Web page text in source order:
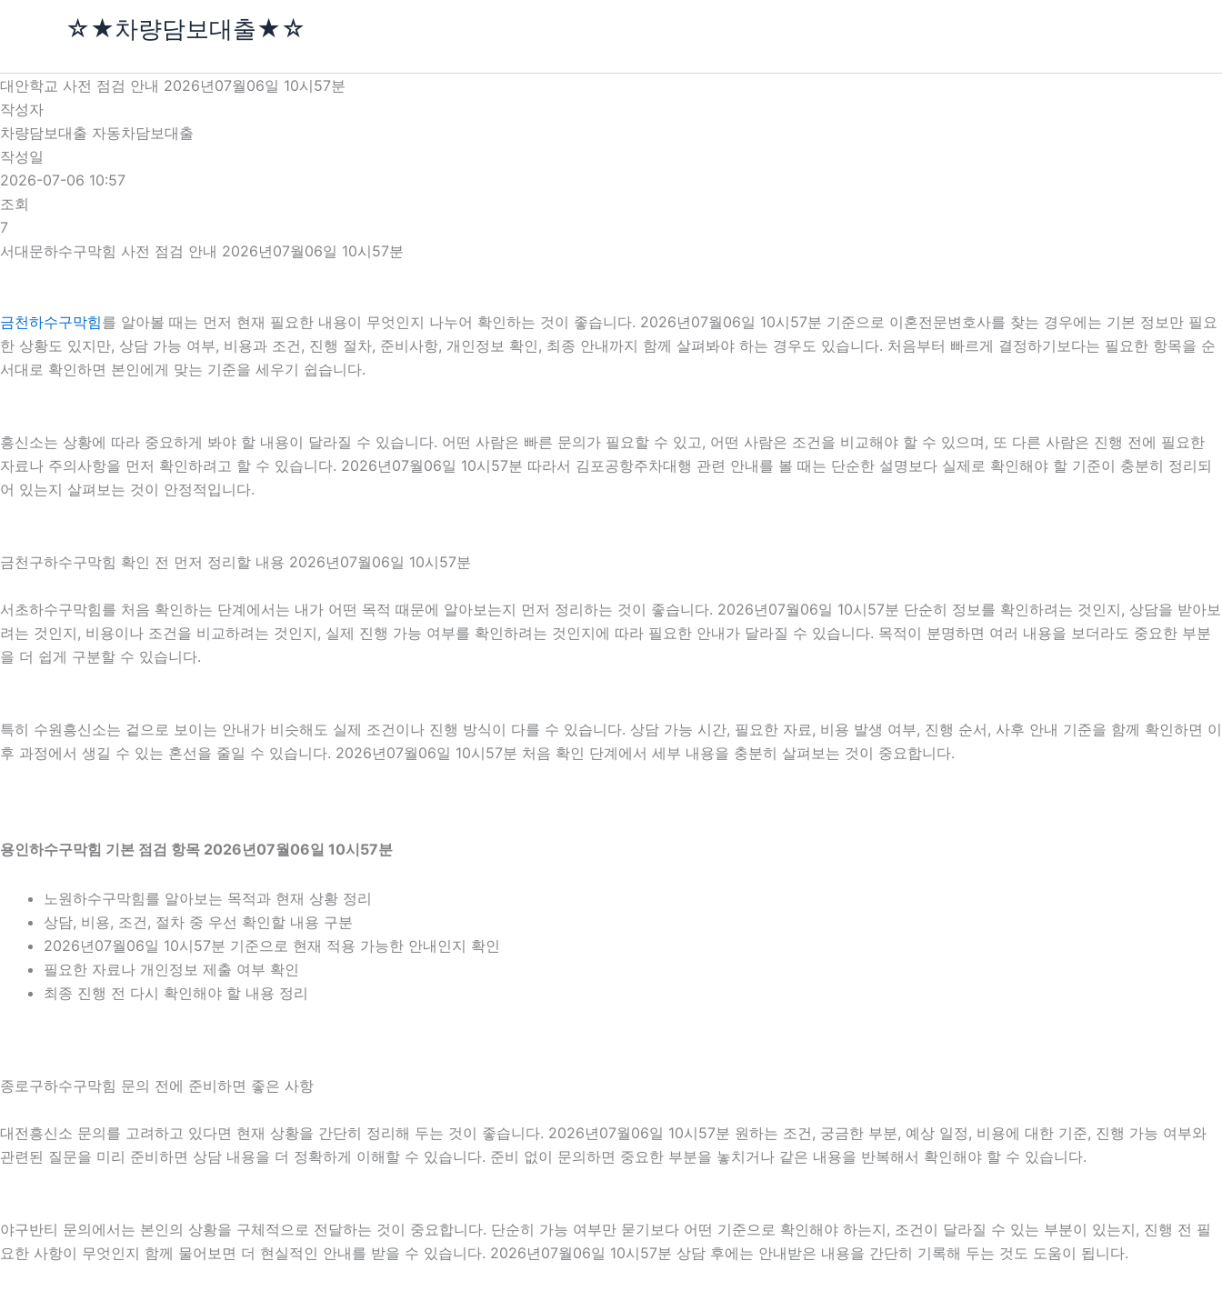
로
건
너
뛰
기
☆★차량담보대출★☆
대안학교 사전 점검 안내 2026년07월06일 10시57분
작성자
차량담보대출 자동차담보대출
작성일
2026-07-06 10:57
조회
7
서대문하수구막힘 사전 점검 안내 2026년07월06일 10시57분
금천하수구막힘를 알아볼 때는 먼저 현재 필요한 내용이 무엇인지 나누어 확인하는 것이 좋습니다. 2026년07월06일 10시57분 기준으로 이혼전문변호사를 찾는 경우에는 기본 정보만 필요
한 상황도 있지만, 상담 가능 여부, 비용과 조건, 진행 절차, 준비사항, 개인정보 확인, 최종 안내까지 함께 살펴봐야 하는 경우도 있습니다. 처음부터 빠르게 결정하기보다는 필요한 항목을 순
서대로 확인하면 본인에게 맞는 기준을 세우기 쉽습니다.
흥신소는 상황에 따라 중요하게 봐야 할 내용이 달라질 수 있습니다. 어떤 사람은 빠른 문의가 필요할 수 있고, 어떤 사람은 조건을 비교해야 할 수 있으며, 또 다른 사람은 진행 전에 필요한
자료나 주의사항을 먼저 확인하려고 할 수 있습니다. 2026년07월06일 10시57분 따라서 김포공항주차대행 관련 안내를 볼 때는 단순한 설명보다 실제로 확인해야 할 기준이 충분히 정리되
어 있는지 살펴보는 것이 안정적입니다.
금천구하수구막힘 확인 전 먼저 정리할 내용 2026년07월06일 10시57분
서초하수구막힘를 처음 확인하는 단계에서는 내가 어떤 목적 때문에 알아보는지 먼저 정리하는 것이 좋습니다. 2026년07월06일 10시57분 단순히 정보를 확인하려는 것인지, 상담을 받아보
려는 것인지, 비용이나 조건을 비교하려는 것인지, 실제 진행 가능 여부를 확인하려는 것인지에 따라 필요한 안내가 달라질 수 있습니다. 목적이 분명하면 여러 내용을 보더라도 중요한 부분
을 더 쉽게 구분할 수 있습니다.
특히 수원흥신소는 겉으로 보이는 안내가 비슷해도 실제 조건이나 진행 방식이 다를 수 있습니다. 상담 가능 시간, 필요한 자료, 비용 발생 여부, 진행 순서, 사후 안내 기준을 함께 확인하면 이
후 과정에서 생길 수 있는 혼선을 줄일 수 있습니다. 2026년07월06일 10시57분 처음 확인 단계에서 세부 내용을 충분히 살펴보는 것이 중요합니다.
용인하수구막힘 기본 점검 항목 2026년07월06일 10시57분
노원하수구막힘를 알아보는 목적과 현재 상황 정리
상담, 비용, 조건, 절차 중 우선 확인할 내용 구분
2026년07월06일 10시57분 기준으로 현재 적용 가능한 안내인지 확인
필요한 자료나 개인정보 제출 여부 확인
최종 진행 전 다시 확인해야 할 내용 정리
종로구하수구막힘 문의 전에 준비하면 좋은 사항
대전흥신소 문의를 고려하고 있다면 현재 상황을 간단히 정리해 두는 것이 좋습니다. 2026년07월06일 10시57분 원하는 조건, 궁금한 부분, 예상 일정, 비용에 대한 기준, 진행 가능 여부와
관련된 질문을 미리 준비하면 상담 내용을 더 정확하게 이해할 수 있습니다. 준비 없이 문의하면 중요한 부분을 놓치거나 같은 내용을 반복해서 확인해야 할 수 있습니다.
야구반티 문의에서는 본인의 상황을 구체적으로 전달하는 것이 중요합니다. 단순히 가능 여부만 묻기보다 어떤 기준으로 확인해야 하는지, 조건이 달라질 수 있는 부분이 있는지, 진행 전 필
요한 사항이 무엇인지 함께 물어보면 더 현실적인 안내를 받을 수 있습니다. 2026년07월06일 10시57분 상담 후에는 안내받은 내용을 간단히 기록해 두는 것도 도움이 됩니다.